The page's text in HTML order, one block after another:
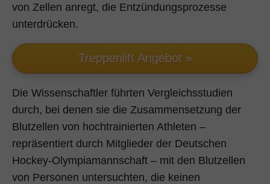
von Zellen anregt, die Entzündungsprozesse
unterdrücken.
Treppenlift Angebot »
Die Wissenschaftler führten Vergleichsstudien
durch, bei denen sie die Zusammensetzung der
Blutzellen von hochtrainierten Athleten –
repräsentiert durch Mitglieder der Deutschen
Hockey-Olympiamannschaft – mit den Blutzellen
von Personen untersuchten, die keinen